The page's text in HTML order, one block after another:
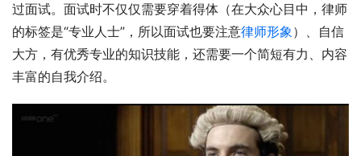
过面试。面试时不仅仅需要穿着得体（在大众心目中，律师
的标签是“专业人士”，所以面试也要注意律师形象）、自信
大方，有优秀专业的知识技能，还需要一个简短有力、内容
丰富的自我介绍。